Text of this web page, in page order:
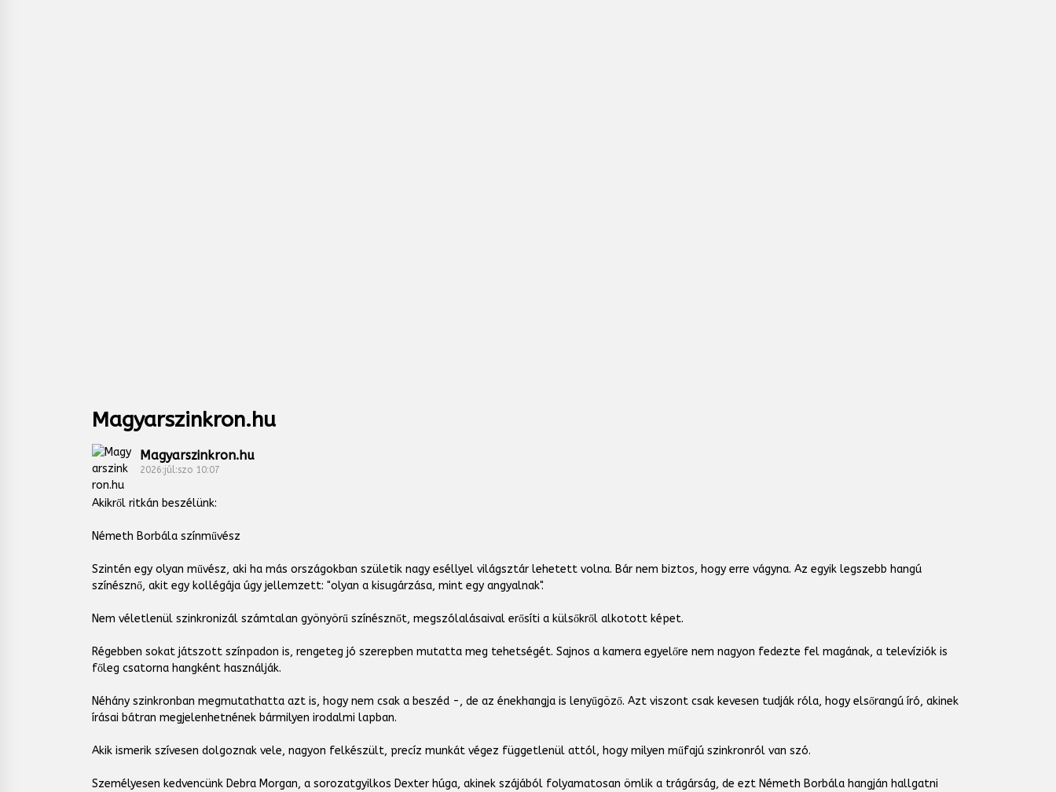
Magyarszinkron.hu
Magyarszinkron.hu
2026:júl:szo 10:07
Akikről ritkán beszélünk:
Németh Borbála színművész
Szintén egy olyan művész, aki ha más országokban születik nagy eséllyel világsztár lehetett volna. Bár nem biztos, hogy erre vágyna. Az egyik legszebb hangú
színésznő, akit egy kollégája úgy jellemzett: "olyan a kisugárzása, mint egy angyalnak".
Nem véletlenül szinkronizál számtalan gyönyörű színésznőt, megszólalásaival erősíti a külsőkről alkotott képet.
Régebben sokat játszott színpadon is, rengeteg jó szerepben mutatta meg tehetségét. Sajnos a kamera egyelőre nem nagyon fedezte fel magának, a televíziók is
főleg csatorna hangként használják.
Néhány szinkronban megmutathatta azt is, hogy nem csak a beszéd -, de az énekhangja is lenyűgöző. Azt viszont csak kevesen tudják róla, hogy elsőrangú író, akinek
írásai bátran megjelenhetnének bármilyen irodalmi lapban.
Akik ismerik szívesen dolgoznak vele, nagyon felkészült, precíz munkát végez függetlenül attól, hogy milyen műfajú szinkronról van szó.
Személyesen kedvencünk Debra Morgan, a sorozatgyilkos Dexter húga, akinek szájából folyamatosan ömlik a trágárság, de ezt Németh Borbála hangján hallgatni